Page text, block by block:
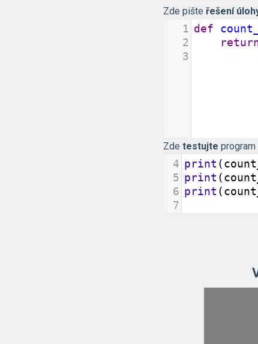
Zde pište řešení
1 def
2
3
Zde testujte program
4 print (
5 print (
6 print (
7